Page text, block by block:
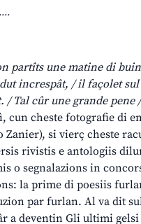
partîts une matine di
increspât, / il façolet
/ Tal cûr une grande pene
cun cheste fotografie di
Zanier), si vierç cheste
rivistis e antologiis
o segnalazions in
la prime di poesiis
par furlan. Al va dit
a deventin Gli ultimi gelsi